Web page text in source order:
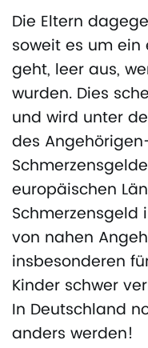
Die Eltern
soweit es um ein
geht, leer aus,
wurden. Dies
und wird unter
des
europäischen
Schmerzensgeld
von nahen
insbesonderen
Kinder schwer
In Deutschland
anders werden!